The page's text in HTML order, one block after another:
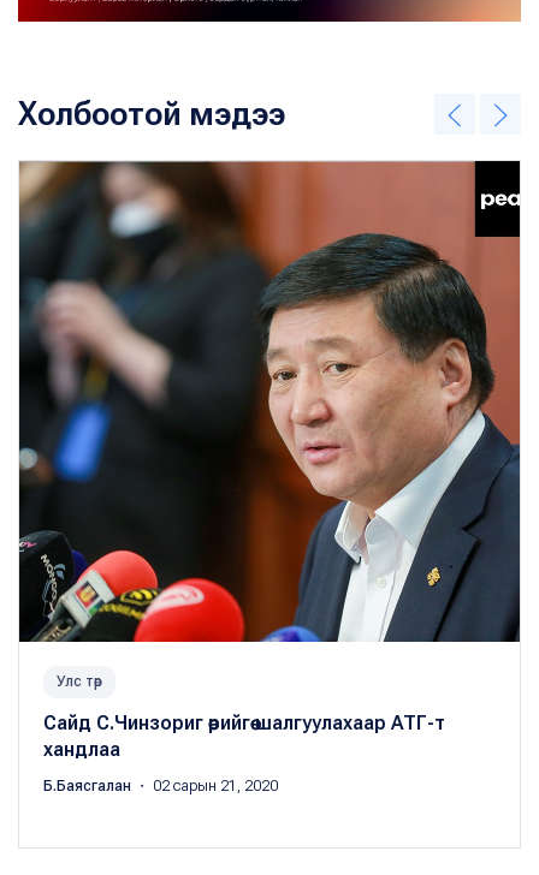
Холбоотой мэдээ
Улс төр
Сайд С.Чинзориг өөрийгөө шалгуулахаар АТГ-т
хандлаа
Б.Баясгалан ・ 02 сарын 21, 2020